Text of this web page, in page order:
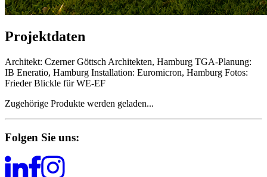
Projektdaten
Architekt: Czerner Göttsch Architekten, Hamburg TGA-Planung:
IB Eneratio, Hamburg Installation: Euromicron, Hamburg Fotos:
Frieder Blickle für WE-EF
Zugehörige Produkte werden geladen...
Folgen Sie uns: